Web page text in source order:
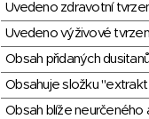
Uvedeno zdravotní
Uvedeno výživové
Obsah přidaných dusitanů
Obsahuje složku
Obsah blíže neurčeného